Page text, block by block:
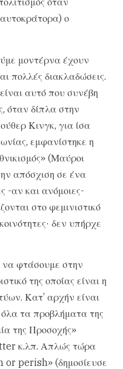
ο
μοντέρνα έχουν
πολλές διακλαδώσεις.
αυτό που συνέβη
όταν δίπλα στην
Κινγκ, για ίσα
εμφανίστηκε η
(Μαύροι
απόσχιση σε ένα
-αν και ανόμοιες-
στο φεμινιστικό
δεν υπήρχε
φτάσουμε στην
της οποίας είναι η
Κατ’ αρχήν είναι
τα προβλήματα της
της Προσοχής»
κ.λπ. Απλώς τώρα
or perish» (δημοσίευσε